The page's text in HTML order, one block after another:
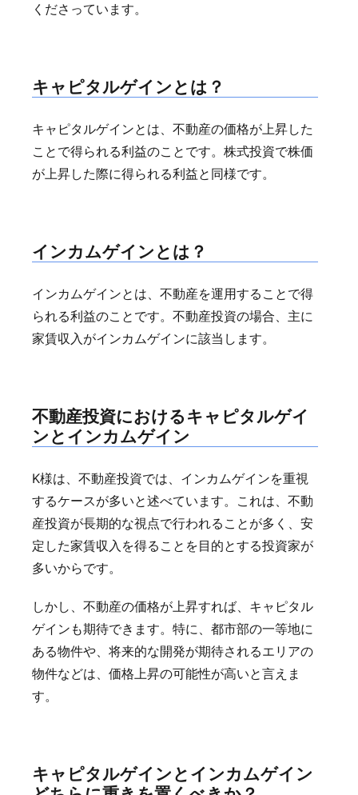
くださっています。
キャピタルゲインとは？
キャピタルゲインとは、不動産の価格が上昇した
ことで得られる利益のことです。株式投資で株価
が上昇した際に得られる利益と同様です。
インカムゲインとは？
インカムゲインとは、不動産を運用することで得
られる利益のことです。不動産投資の場合、主に
家賃収入がインカムゲインに該当します。
不動産投資におけるキャピタルゲイ
ンとインカムゲイン
K様は、不動産投資では、インカムゲインを重視
するケースが多いと述べています。これは、不動
産投資が長期的な視点で行われることが多く、安
定した家賃収入を得ることを目的とする投資家が
多いからです。
しかし、不動産の価格が上昇すれば、キャピタル
ゲインも期待できます。特に、都市部の一等地に
ある物件や、将来的な開発が期待されるエリアの
物件などは、価格上昇の可能性が高いと言えま
す。
キャピタルゲインとインカムゲイン